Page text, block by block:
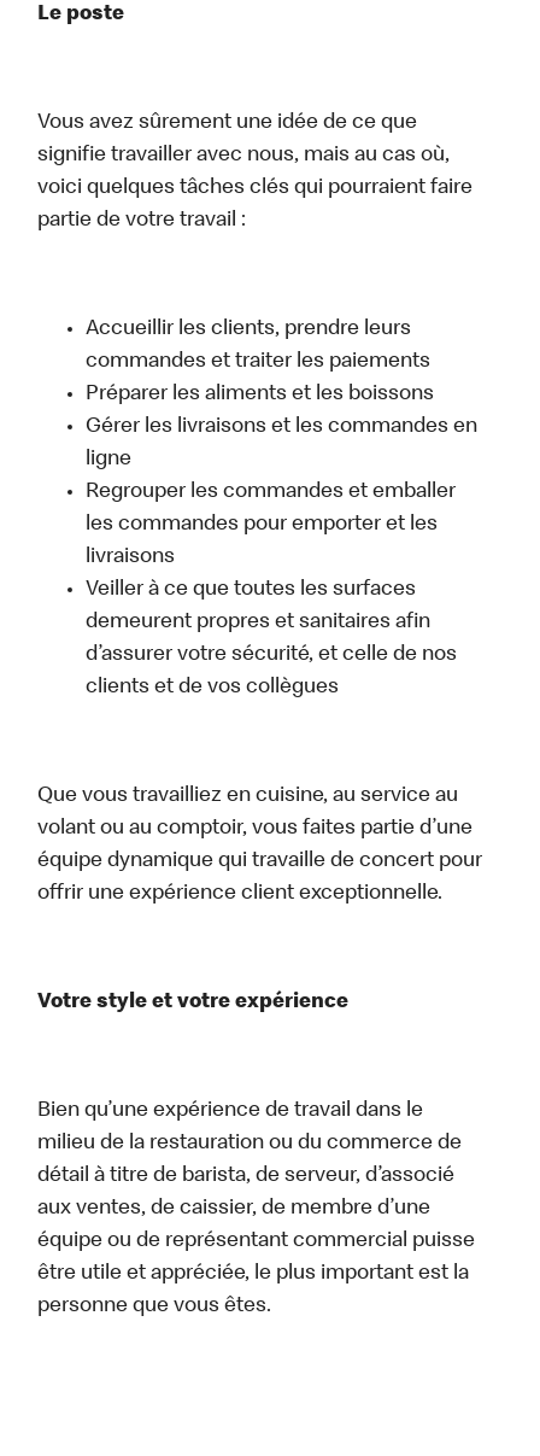
Le poste
Vous avez sûrement une idée de ce que
signifie travailler avec nous, mais au cas où,
voici quelques tâches clés qui pourraient faire
partie de votre travail :
Accueillir les clients, prendre leurs
commandes et traiter les paiements
Préparer les aliments et les boissons
Gérer les livraisons et les commandes en
ligne
Regrouper les commandes et emballer
les commandes pour emporter et les
livraisons
Veiller à ce que toutes les surfaces
demeurent propres et sanitaires afin
d’assurer votre sécurité, et celle de nos
clients et de vos collègues
Que vous travailliez en cuisine, au service au
volant ou au comptoir, vous faites partie d’une
équipe dynamique qui travaille de concert pour
offrir une expérience client exceptionnelle.
Votre style et votre expérience
Bien qu’une expérience de travail dans le
milieu de la restauration ou du commerce de
détail à titre de barista, de serveur, d’associé
aux ventes, de caissier, de membre d’une
équipe ou de représentant commercial puisse
être utile et appréciée, le plus important est la
personne que vous êtes.